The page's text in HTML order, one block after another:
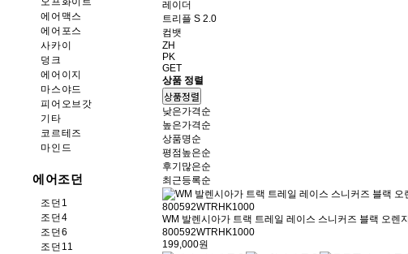
에어맥스
에어포스
사카이
덩크
에어이지
마스야드
피어오브갓
기타
코르테즈
마인드
에어조던
조던1
조던4
조던6
조던11
레이더
트리플 S 2.0
컴뱃
ZH
PK
GET
상품 정렬
상품정렬
낮은가격순
높은가격순
상품명순
평점높은순
후기많은순
최근등록순
WM 발렌시아가 트랙 트레일 레이스 스니커즈 블랙 오렌지
800592WTRHK1000
199,000원